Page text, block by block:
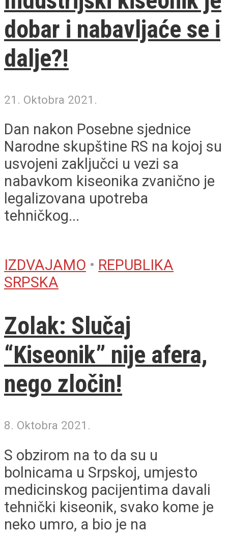
dobar i nabavljaće se i
dalje?!
21. Oktobra 2021.
Dan nakon Posebne sjednice
Narodne skupštine RS na kojoj su
usvojeni zaključci u vezi sa
nabavkom kiseonika zvanično je
legalizovana upotreba
tehničkog...
IZDVAJAMO • REPUBLIKA
SRPSKA
Zolak: Slučaj
“Kiseonik” nije afera,
nego zločin!
8. Oktobra 2021.
S obzirom na to da su u
bolnicama u Srpskoj, umjesto
medicinskog pacijentima davali
tehnički kiseonik, svako kome je
neko umro, a bio je na